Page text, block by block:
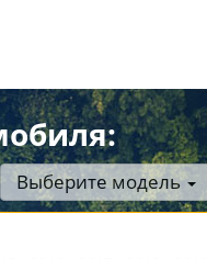
Выберите модель